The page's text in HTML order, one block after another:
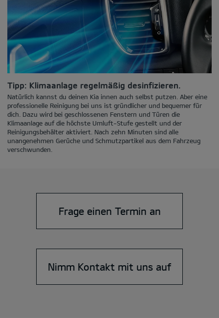
Tipp: Klimaanlage regelmäßig desinfizieren.
Natürlich kannst du deinen Kia innen auch selbst putzen. Aber eine
professionelle Reinigung bei uns ist gründlicher und bequemer für
dich. Dazu wird bei geschlossenen Fenstern und Türen die
Klimaanlage auf die höchste Umluft-Stufe gestellt und der
Reinigungsbehälter aktiviert. Nach zehn Minuten sind alle
unangenehmen Gerüche und Schmutzpartikel aus dem Fahrzeug
verschwunden.
Frage einen Termin an
Nimm Kontakt mit uns auf